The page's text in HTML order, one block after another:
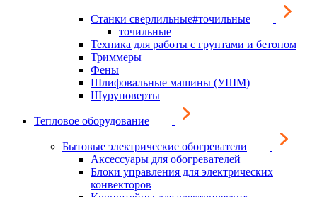
Станки сверлильные#точильные
точильные
Техника для работы с грунтами и бетоном
Триммеры
Фены
Шлифовальные машины (УШМ)
Шуруповерты
Тепловое оборудование
Бытовые электрические обогреватели
Аксессуары для обогревателей
Блоки управления для электрических
конвекторов